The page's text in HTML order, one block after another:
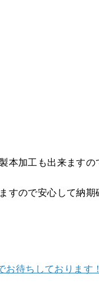
加工も出来ますの
すので安心して納
お待ちしております！